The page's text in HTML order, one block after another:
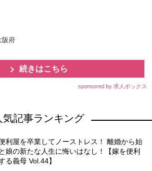
阪府
続きはこちら
sponsored by 求人ボックス
気記事ランキング
利屋を卒業してノーストレス！ 離婚から始
娘の新たな人生に悔いはなし！【嫁を便利
る義母 Vol.44】